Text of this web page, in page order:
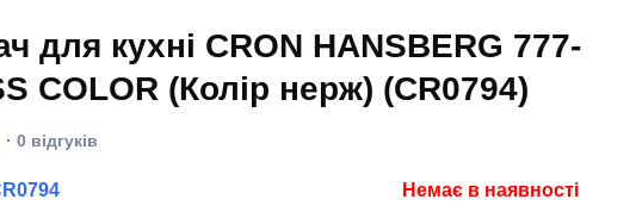
для кухні CRON HANSBERG 777-
COLOR (Колір нерж) (CR0794)
· 0 відгуків
Немає в наявності